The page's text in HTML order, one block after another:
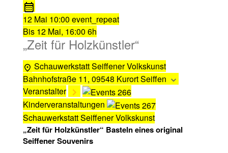
12 Mai 10:00 event_repeat
Bis 12 Mai, 16:00 6h
„Zeit für Holzkünstler“
Schauwerkstatt Seiffener Volkskunst
Bahnhofstraße 11, 09548 Kurort Seiffen
Veranstalter
Kinderveranstaltungen
Schauwerkstatt Seiffener Volkskunst
„Zeit für Holzkünstler“ Basteln eines original
Seiffener Souvenirs